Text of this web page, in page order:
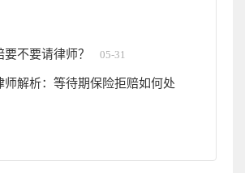
不要请律师？ 05-31
师解析：等待期保险拒赔如何处